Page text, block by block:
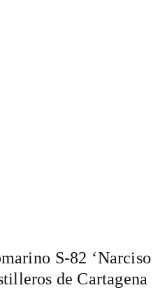
S‑82 ‘Narciso
de Cartagena